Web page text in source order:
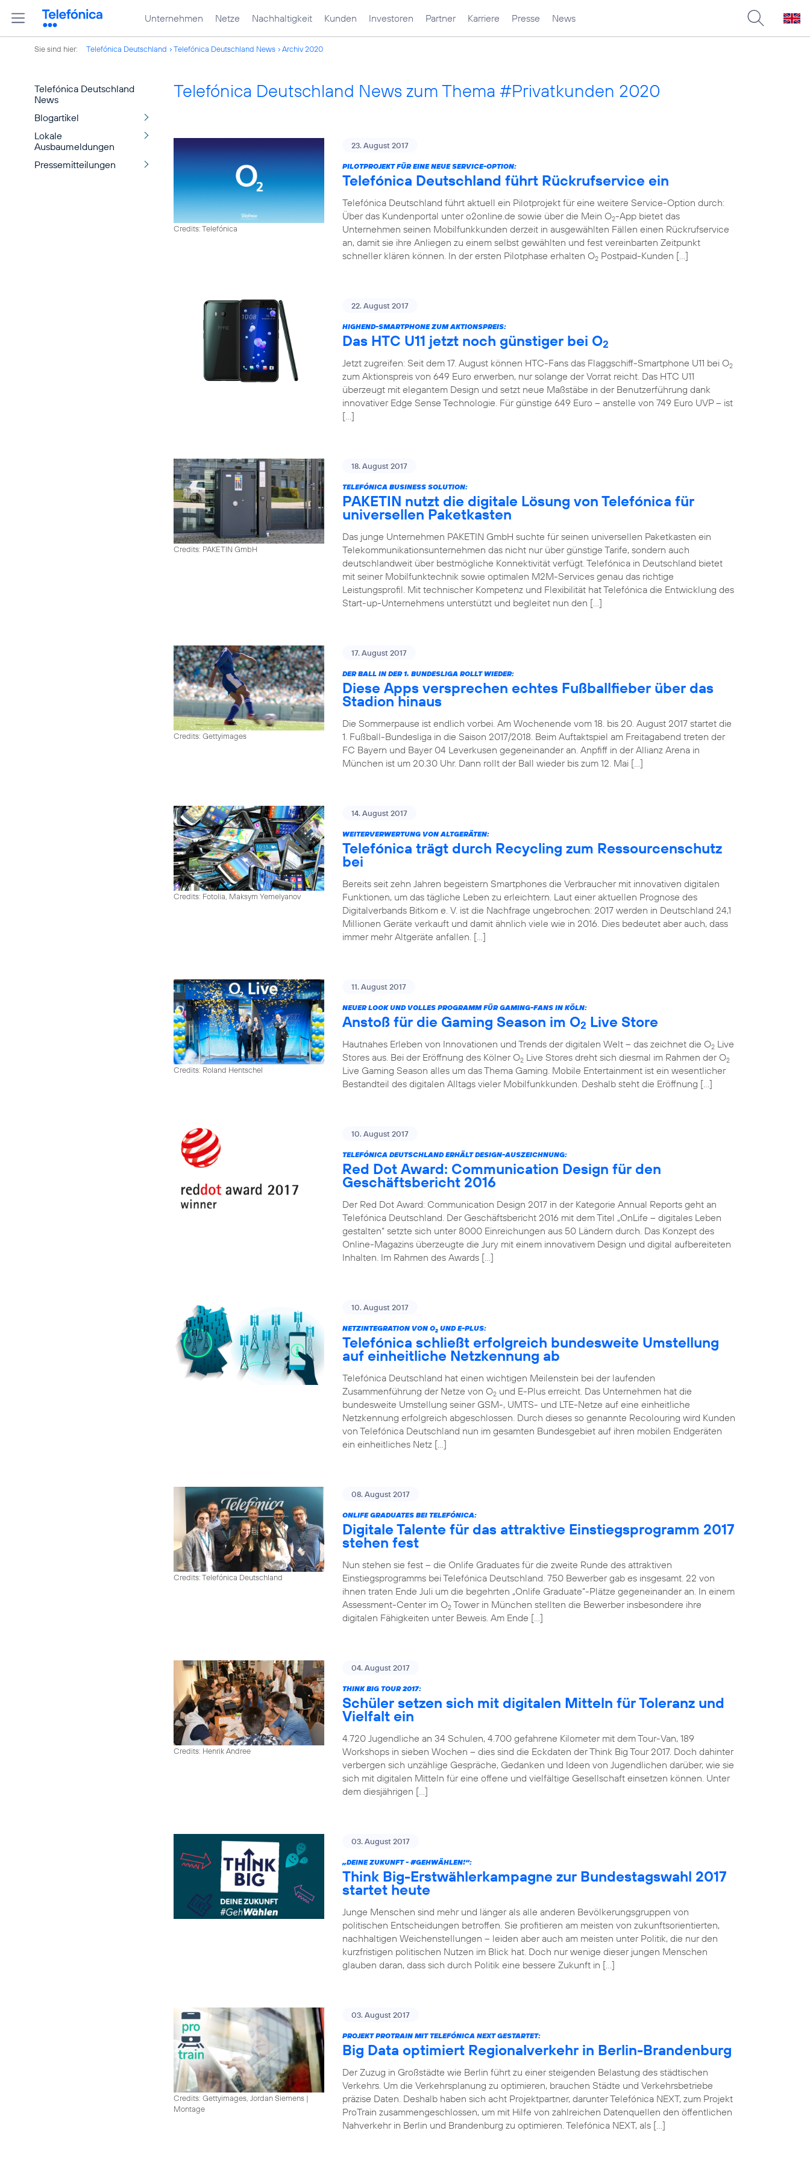
Unternehmen Netze Nachhaltigkeit Kunden Investoren Partner Karriere Presse News
Sie sind hier: Telefónica Deutschland Telefónica Deutschland News Archiv 2020
Telefónica Deutschland
News
Blogartikel
Lokale
Ausbaumeldungen
Pressemitteilungen
Telefónica Deutschland News zum Thema #Privatkunden 2020
Credits: Telefónica
23. August 2017
PILOTPROJEKT FÜR EINE NEUE SERVICE-OPTION:
Telefónica Deutschland führt Rückrufservice ein
Telefónica Deutschland führt aktuell ein Pilotprojekt für eine weitere Service-Option durch:
Über das Kundenportal unter o2online.de sowie über die Mein O2-App bietet das
Unternehmen seinen Mobilfunkkunden derzeit in ausgewählten Fällen einen Rückrufservice
an, damit sie ihre Anliegen zu einem selbst gewählten und fest vereinbarten Zeitpunkt
schneller klären können. In der ersten Pilotphase erhalten O2 Postpaid-Kunden […]
22. August 2017
HIGHEND-SMARTPHONE ZUM AKTIONSPREIS:
Das HTC U11 jetzt noch günstiger bei O2
Jetzt zugreifen: Seit dem 17. August können HTC-Fans das Flaggschiff-Smartphone U11 bei O2
zum Aktionspreis von 649 Euro erwerben, nur solange der Vorrat reicht. Das HTC U11
überzeugt mit elegantem Design und setzt neue Maßstäbe in der Benutzerführung dank
innovativer Edge Sense Technologie. Für günstige 649 Euro – anstelle von 749 Euro UVP – ist
[…]
Credits: PAKETIN GmbH
18. August 2017
TELEFÓNICA BUSINESS SOLUTION:
PAKETIN nutzt die digitale Lösung von Telefónica für
universellen Paketkasten
Das junge Unternehmen PAKETIN GmbH suchte für seinen universellen Paketkasten ein
Telekommunikationsunternehmen das nicht nur über günstige Tarife, sondern auch
deutschlandweit über bestmögliche Konnektivität verfügt. Telefónica in Deutschland bietet
mit seiner Mobilfunktechnik sowie optimalen M2M-Services genau das richtige
Leistungsprofil. Mit technischer Kompetenz und Flexibilität hat Telefónica die Entwicklung des
Start-up-Unternehmens unterstützt und begleitet nun den […]
Credits: Gettyimages
17. August 2017
DER BALL IN DER 1. BUNDESLIGA ROLLT WIEDER:
Diese Apps versprechen echtes Fußballfieber über das
Stadion hinaus
Die Sommerpause ist endlich vorbei. Am Wochenende vom 18. bis 20. August 2017 startet die
1. Fußball-Bundesliga in die Saison 2017/2018. Beim Auftaktspiel am Freitagabend treten der
FC Bayern und Bayer 04 Leverkusen gegeneinander an. Anpfiff in der Allianz Arena in
München ist um 20.30 Uhr. Dann rollt der Ball wieder bis zum 12. Mai […]
Credits: Fotolia, Maksym Yemelyanov
14. August 2017
WEITERVERWERTUNG VON ALTGERÄTEN:
Telefónica trägt durch Recycling zum Ressourcenschutz
bei
Bereits seit zehn Jahren begeistern Smartphones die Verbraucher mit innovativen digitalen
Funktionen, um das tägliche Leben zu erleichtern. Laut einer aktuellen Prognose des
Digitalverbands Bitkom e. V. ist die Nachfrage ungebrochen: 2017 werden in Deutschland 24,1
Millionen Geräte verkauft und damit ähnlich viele wie in 2016. Dies bedeutet aber auch, dass
immer mehr Altgeräte anfallen. […]
Credits: Roland Hentschel
11. August 2017
NEUER LOOK UND VOLLES PROGRAMM FÜR GAMING-FANS IN KÖLN:
Anstoß für die Gaming Season im O2 Live Store
Hautnahes Erleben von Innovationen und Trends der digitalen Welt – das zeichnet die O2 Live
Stores aus. Bei der Eröffnung des Kölner O2 Live Stores dreht sich diesmal im Rahmen der O2
Live Gaming Season alles um das Thema Gaming. Mobile Entertainment ist ein wesentlicher
Bestandteil des digitalen Alltags vieler Mobilfunkkunden. Deshalb steht die Eröffnung […]
10. August 2017
TELEFÓNICA DEUTSCHLAND ERHÄLT DESIGN-AUSZEICHNUNG:
Red Dot Award: Communication Design für den
Geschäftsbericht 2016
Der Red Dot Award: Communication Design 2017 in der Kategorie Annual Reports geht an
Telefónica Deutschland. Der Geschäftsbericht 2016 mit dem Titel „OnLife – digitales Leben
gestalten“ setzte sich unter 8000 Einreichungen aus 50 Ländern durch. Das Konzept des
Online-Magazins überzeugte die Jury mit einem innovativem Design und digital aufbereiteten
Inhalten. Im Rahmen des Awards […]
10. August 2017
NETZINTEGRATION VON O2 UND E-PLUS:
Telefónica schließt erfolgreich bundesweite Umstellung
auf einheitliche Netzkennung ab
Telefónica Deutschland hat einen wichtigen Meilenstein bei der laufenden
Zusammenführung der Netze von O2 und E-Plus erreicht. Das Unternehmen hat die
bundesweite Umstellung seiner GSM-, UMTS- und LTE-Netze auf eine einheitliche
Netzkennung erfolgreich abgeschlossen. Durch dieses so genannte Recolouring wird Kunden
von Telefónica Deutschland nun im gesamten Bundesgebiet auf ihren mobilen Endgeräten
ein einheitliches Netz […]
Credits: Telefónica Deutschland
08. August 2017
ONLIFE GRADUATES BEI TELEFÓNICA:
Digitale Talente für das attraktive Einstiegsprogramm 2017
stehen fest
Nun stehen sie fest – die Onlife Graduates für die zweite Runde des attraktiven
Einstiegsprogramms bei Telefónica Deutschland. 750 Bewerber gab es insgesamt. 22 von
ihnen traten Ende Juli um die begehrten „Onlife Graduate“-Plätze gegeneinander an. In einem
Assessment-Center im O2 Tower in München stellten die Bewerber insbesondere ihre
digitalen Fähigkeiten unter Beweis. Am Ende […]
Credits: Henrik Andree
04. August 2017
THINK BIG TOUR 2017:
Schüler setzen sich mit digitalen Mitteln für Toleranz und
Vielfalt ein
4.720 Jugendliche an 34 Schulen, 4.700 gefahrene Kilometer mit dem Tour-Van, 189
Workshops in sieben Wochen – dies sind die Eckdaten der Think Big Tour 2017. Doch dahinter
verbergen sich unzählige Gespräche, Gedanken und Ideen von Jugendlichen darüber, wie sie
sich mit digitalen Mitteln für eine offene und vielfältige Gesellschaft einsetzen können. Unter
dem diesjährigen […]
03. August 2017
„DEINE ZUKUNFT - #GEHWÄHLEN!“:
Think Big-Erstwählerkampagne zur Bundestagswahl 2017
startet heute
Junge Menschen sind mehr und länger als alle anderen Bevölkerungsgruppen von
politischen Entscheidungen betroffen. Sie profitieren am meisten von zukunftsorientierten,
nachhaltigen Weichenstellungen – leiden aber auch am meisten unter Politik, die nur den
kurzfristigen politischen Nutzen im Blick hat. Doch nur wenige dieser jungen Menschen
glauben daran, dass sich durch Politik eine bessere Zukunft in […]
Credits: Gettyimages, Jordan Siemens |
Montage
03. August 2017
PROJEKT PROTRAIN MIT TELEFÓNICA NEXT GESTARTET:
Big Data optimiert Regionalverkehr in Berlin-Brandenburg
Der Zuzug in Großstädte wie Berlin führt zu einer steigenden Belastung des städtischen
Verkehrs. Um die Verkehrsplanung zu optimieren, brauchen Städte und Verkehrsbetriebe
präzise Daten. Deshalb haben sich acht Projektpartner, darunter Telefónica NEXT, zum Projekt
ProTrain zusammengeschlossen, um mit Hilfe von zahlreichen Datenquellen den öffentlichen
Nahverkehr in Berlin und Brandenburg zu optimieren. Telefónica NEXT, als […]